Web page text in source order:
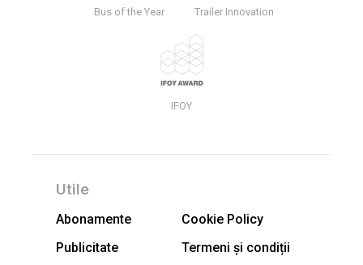
Bus of the Year Trailer Innovation
IFOY
Utile
Abonamente
Cookie Policy
Publicitate
Termeni și condiții